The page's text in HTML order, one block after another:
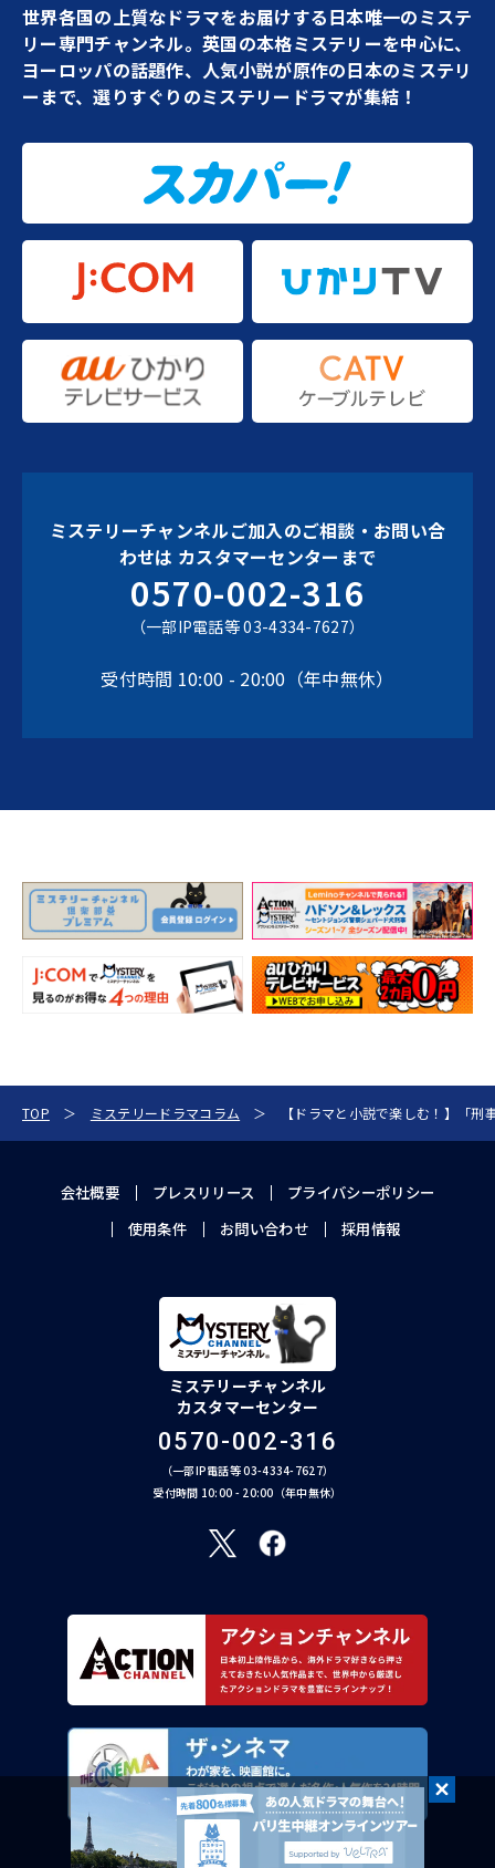
世界各国の上質なドラマをお届けする日本唯一のミステ
リー専門チャンネル。英国の本格ミステリーを中心に、
ヨーロッパの話題作、人気小説が原作の日本のミステリ
ーまで、選りすぐりのミステリードラマが集結！
ミステリーチャンネルご加入のご相談・お問い合
わせは カスタマーセンターまで
0570-002-316
（一部IP電話等 03-4334-7627）
受付時間 10:00 - 20:00（年中無休）
TOP ミステリードラマコラム 【ドラマと小説で楽しむ！】「
会社概要 プレスリリース
プライバシーポリシー
使用条件
お問い合わせ 採用情報
ミステリーチャンネル
カスタマーセンター
0570-002-316
（一部IP電話等 03-4334-7627）
受付時間 10:00 - 20:00（年中無休）